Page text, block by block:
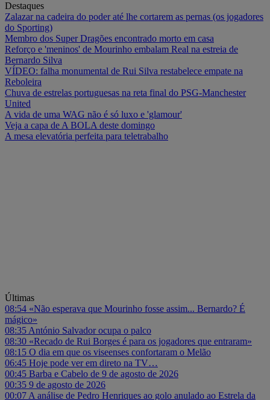
Destaques
Zalazar na cadeira do poder até lhe cortarem as pernas (os jogadores
do Sporting)
Membro dos Super Dragões encontrado morto em casa
Reforço e 'meninos' de Mourinho embalam Real na estreia de
Bernardo Silva
VÍDEO: falha monumental de Rui Silva restabelece empate na
Reboleira
Chuva de estrelas portuguesas na reta final do PSG-Manchester
United
A vida de uma WAG não é só luxo e 'glamour'
Veja a capa de A BOLA deste domingo
A mesa elevatória perfeita para teletrabalho
Últimas
08:54 «Não esperava que Mourinho fosse assim... Bernardo? É
mágico»
08:35 António Salvador ocupa o palco
08:30 «Recado de Rui Borges é para os jogadores que entraram»
08:15 O dia em que os viseenses confortaram o Melão
06:45 Hoje pode ver em direto na TV…
00:45 Barba e Cabelo de 9 de agosto de 2026
00:35 9 de agosto de 2026
00:07 A análise de Pedro Henriques ao golo anulado ao Estrela da